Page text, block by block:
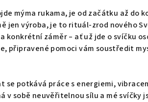
mýma rukama, je od začátku až do
jen výroba, je to rituál-zrod nového
konkrétní záměr – ať už jde o svíčku
připravené pomoci vám soustředit
se potkává práce s energiemi,
v sobě neuvěřitelnou sílu a mé svíčky